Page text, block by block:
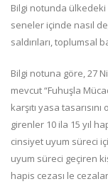
Bilgi notunda ülkedeki
seneler içinde nasıl
saldırıları, toplumsal
Bilgi notuna göre, 27
mevcut “Fuhuşla
karşıtı yasa
girenler 10 ila 15 yıl
cinsiyet uyum süreci
uyum süreci geçiren
hapis cezası le